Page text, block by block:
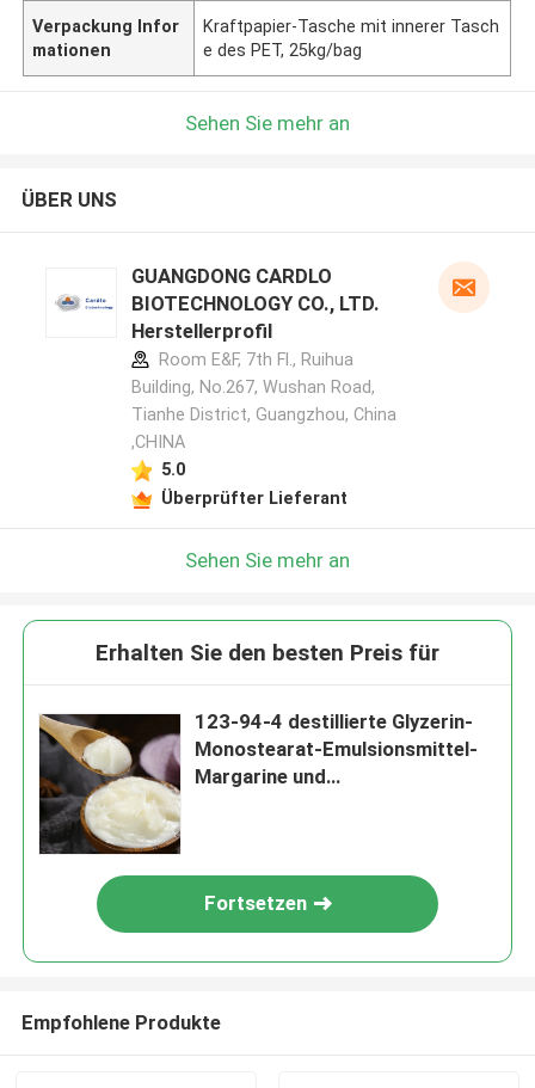
Verpackung Infor
mationen
Kraftpapier-Tasche mit innerer Tasch
e des PET, 25kg/bag
Sehen Sie mehr an
ÜBER UNS
GUANGDONG CARDLO
BIOTECHNOLOGY CO., LTD.
Herstellerprofil
Room E&F, 7th Fl., Ruihua
Building, No.267, Wushan Road,
Tianhe District, Guangzhou, China
,CHINA
5.0
Überprüfter Lieferant
Sehen Sie mehr an
Erhalten Sie den besten Preis für
123-94-4 destillierte Glyzerin-
Monostearat-Emulsionsmittel-
Margarine und
Fortsetzen
Empfohlene Produkte